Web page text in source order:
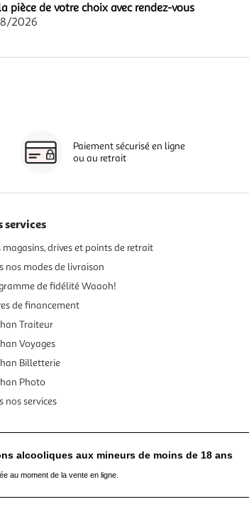
pièce de votre choix avec rendez-vous
2026
Paiement sécurisé en ligne
ou au retrait
services
magasins, drives et points de retrait
nos modes de livraison
de fidélité Waaoh!
de financement
Traiteur
Voyages
Billetterie
Photo
nos services
alcooliques aux mineurs de moins de 18 ans
au moment de la vente en ligne.